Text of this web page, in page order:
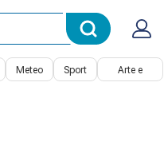
Meteo Sport Arte e